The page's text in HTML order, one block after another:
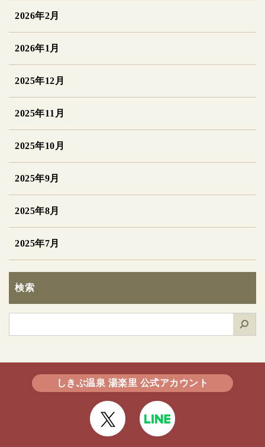
2026年2月
2026年1月
2025年12月
2025年11月
2025年10月
2025年9月
2025年8月
2025年7月
検索
しきぶ温泉 湯楽里 公式アカウント